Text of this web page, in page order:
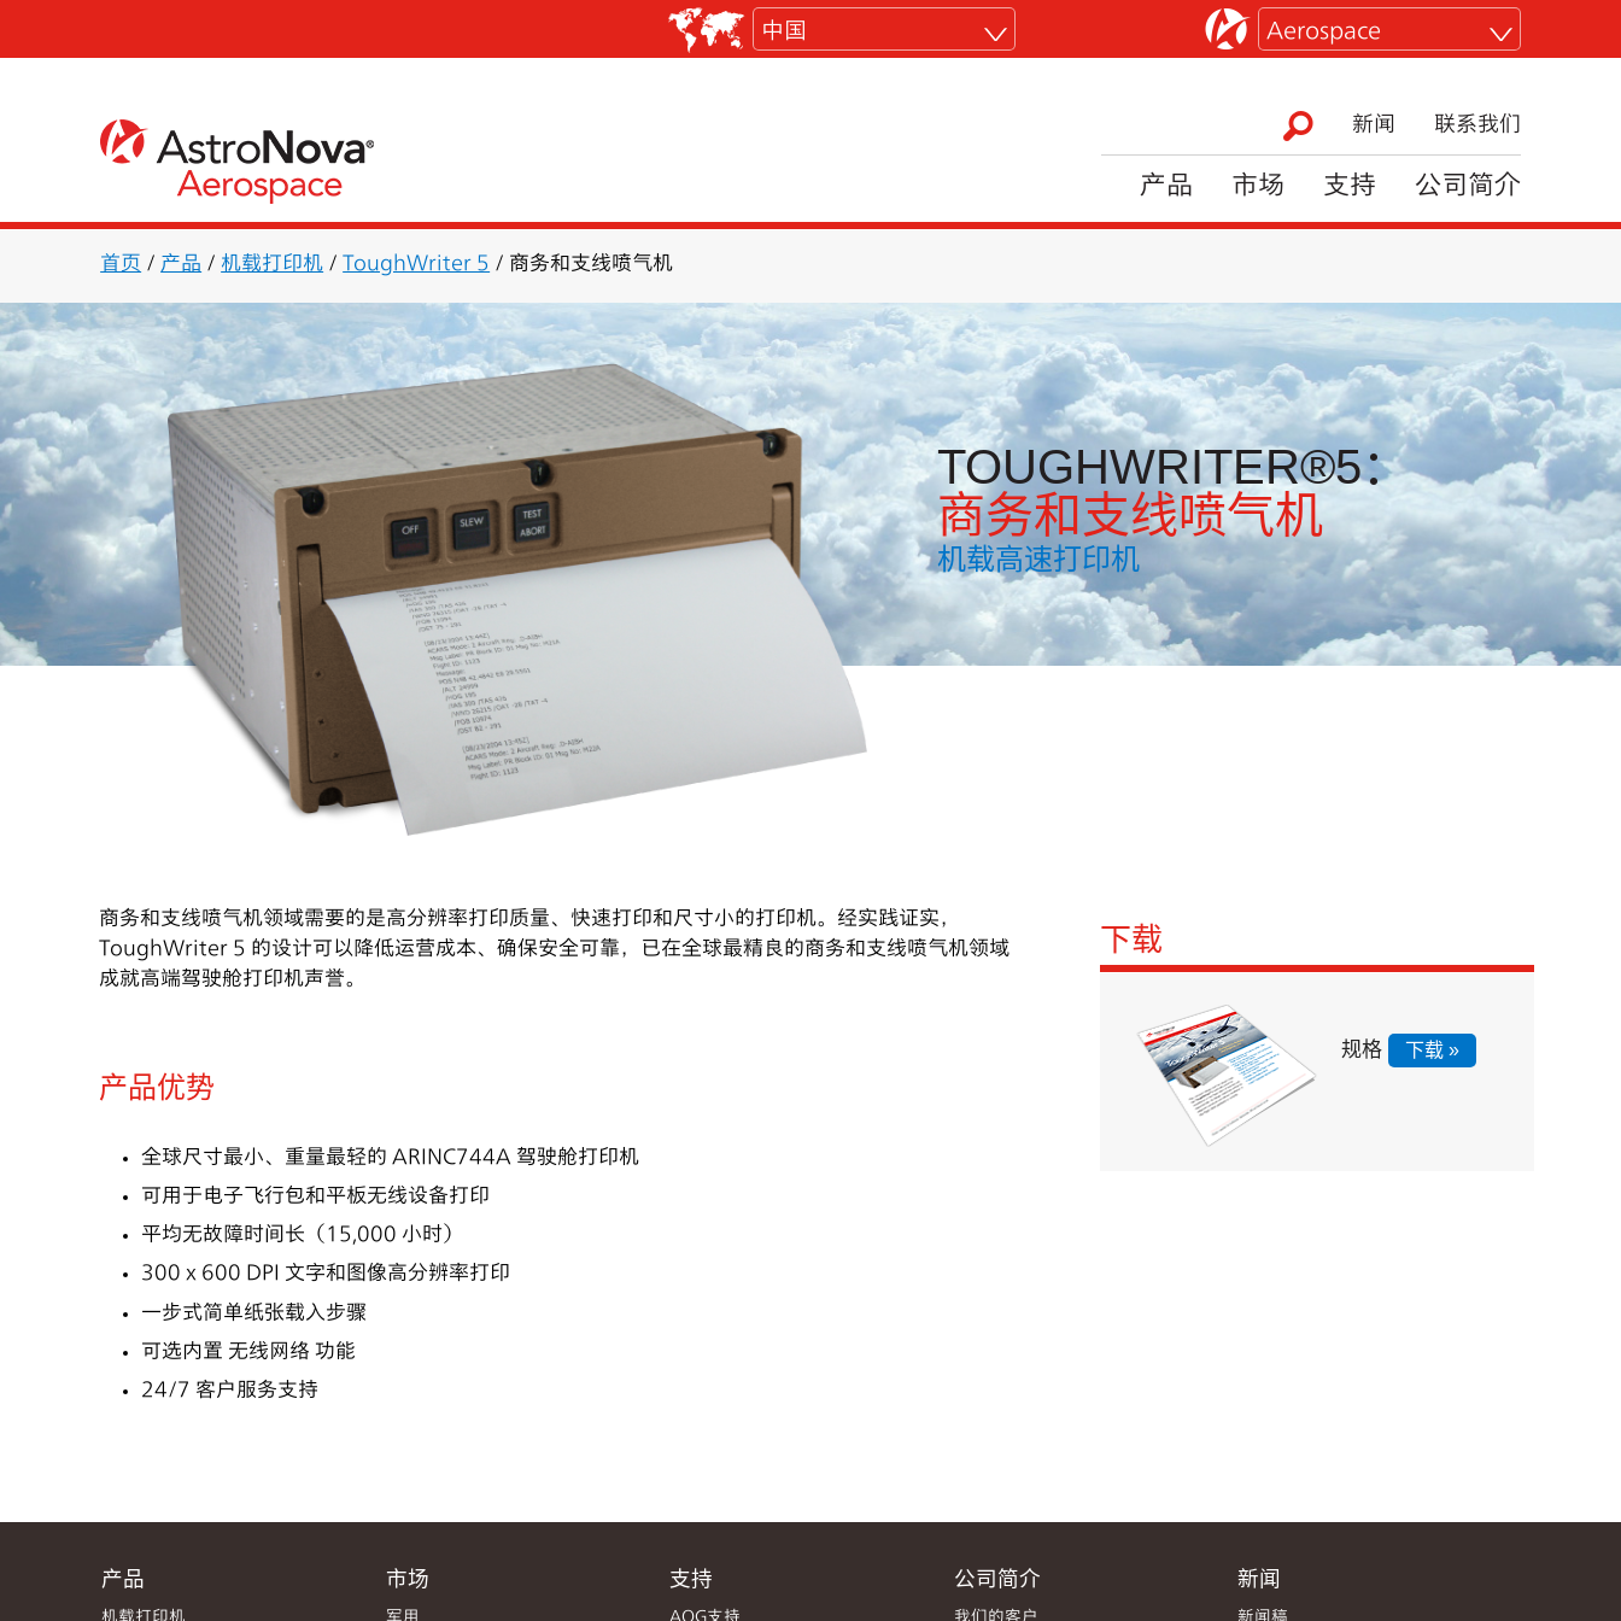
中国 Aerospace
新闻 联系我们
产品 市场 支持 公司简介
首页 / 产品 / 机载打印机 / ToughWriter 5 / 商务和支线喷气机
TOUGHWRITER®5：
商务和支线喷气机
机载高速打印机
商务和支线喷气机领域需要的是高分辨率打印质量、快速打印和尺寸小的打印机。经实践证实，
ToughWriter 5 的设计可以降低运营成本、确保安全可靠，已在全球最精良的商务和支线喷气机领域
成就高端驾驶舱打印机声誉。
产品优势
全球尺寸最小、重量最轻的 ARINC744A 驾驶舱打印机
可用于电子飞行包和平板无线设备打印
平均无故障时间长（15,000 小时）
300 x 600 DPI 文字和图像高分辨率打印
一步式简单纸张载入步骤
可选内置 无线网络 功能
24/7 客户服务支持
下载
规格 下载 »
产品
机载打印机
市场
军用
支持
AOG支持
公司简介
我们的客户
新闻
新闻稿